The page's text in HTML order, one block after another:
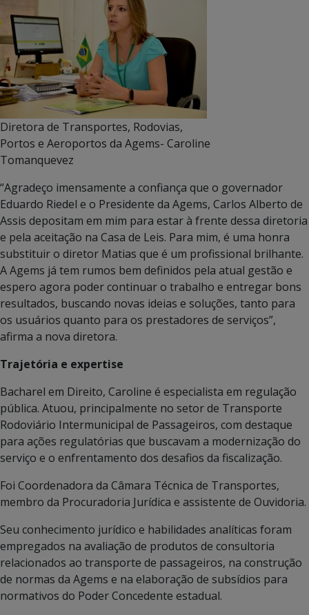
Diretora de Transportes, Rodovias,
Portos e Aeroportos da Agems- Caroline
Tomanquevez
“Agradeço imensamente a confiança que o governador
Eduardo Riedel e o Presidente da Agems, Carlos Alberto de
Assis depositam em mim para estar à frente dessa diretoria
e pela aceitação na Casa de Leis. Para mim, é uma honra
substituir o diretor Matias que é um profissional brilhante.
A Agems já tem rumos bem definidos pela atual gestão e
espero agora poder continuar o trabalho e entregar bons
resultados, buscando novas ideias e soluções, tanto para
os usuários quanto para os prestadores de serviços”,
afirma a nova diretora.
Trajetória e expertise
Bacharel em Direito, Caroline é especialista em regulação
pública. Atuou, principalmente no setor de Transporte
Rodoviário Intermunicipal de Passageiros, com destaque
para ações regulatórias que buscavam a modernização do
serviço e o enfrentamento dos desafios da fiscalização.
Foi Coordenadora da Câmara Técnica de Transportes,
membro da Procuradoria Jurídica e assistente de Ouvidoria.
Seu conhecimento jurídico e habilidades analíticas foram
empregados na avaliação de produtos de consultoria
relacionados ao transporte de passageiros, na construção
de normas da Agems e na elaboração de subsídios para
normativos do Poder Concedente estadual.